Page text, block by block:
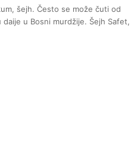
šejh. Često se može čuti od
u Bosni murdžije. Šejh Safet,